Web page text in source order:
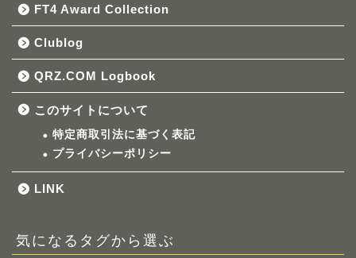
FT4 Award Collection
Clublog
QRZ.COM Logbook
このサイトについて
特定商取引法に基づく表記
プライバシーポリシー
LINK
気になるタグから選ぶ